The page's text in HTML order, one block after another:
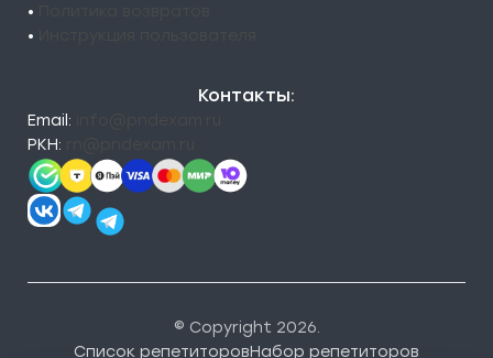
•
•
Контакты:
Email:
РКН:
© Copyright 2026.
Список репетиторовНабор репетиторов